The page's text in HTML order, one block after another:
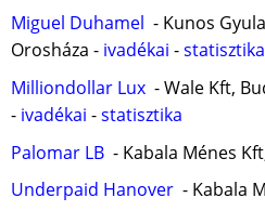
Miguel Duhamel - Kunos
Orosháza - ivadékai -statisztika
Milliondollar Lux - Wale Kft,
- ivadékai -statisztika
Palomar LB - Kabala Ménes
Underpaid Hanover - Kabala